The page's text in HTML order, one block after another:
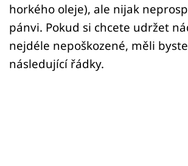
horkého oleje), ale nijak
pánvi. Pokud si chcete udržet
nejdéle nepoškozené, měli
následující řádky.